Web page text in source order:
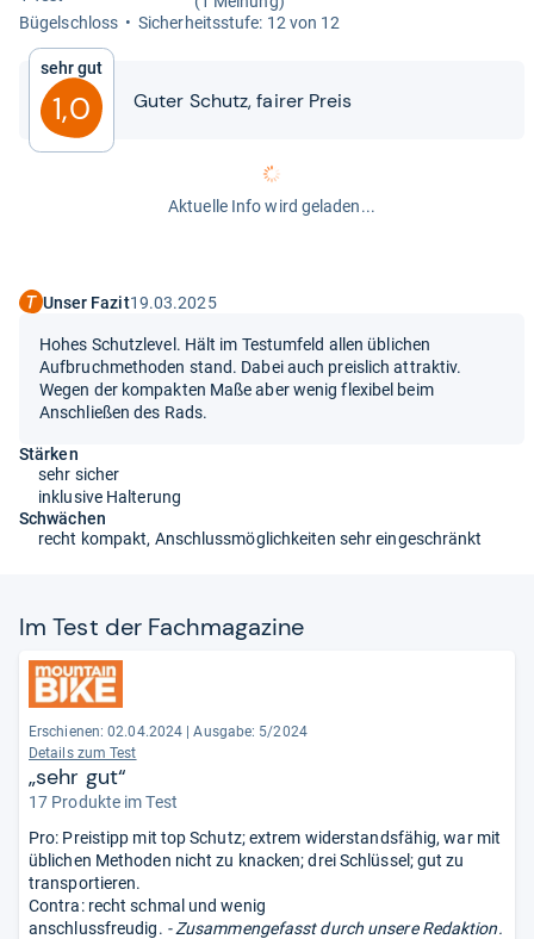
Bügel­schloss
Sicher­heits­stufe: 12 von 12
Sehr gut
1,0 Guter Schutz, fai­rer Preis
Aktuelle Info wird geladen...
Unser Fazit19.03.2025
Hohes Schutzlevel. Hält im Testumfeld allen üblichen
Aufbruchmethoden stand. Dabei auch preislich attraktiv.
Wegen der kompakten Maße aber wenig flexibel beim
Anschließen des Rads.
Stärken
sehr sicher
inklusive Halterung
Schwächen
recht kompakt, Anschlussmöglichkeiten sehr eingeschränkt
Im Test der Fach­ma­ga­zine
Erschienen: 02.04.2024 | Ausgabe: 5/2024
Details zum Test
„sehr gut“
17 Produkte im Test
Pro: Preistipp mit top Schutz; extrem widerstandsfähig, war mit
üblichen Methoden nicht zu knacken; drei Schlüssel; gut zu
transportieren.
Contra: recht schmal und wenig
anschlussfreudig. - Zusammengefasst durch unsere Redaktion.